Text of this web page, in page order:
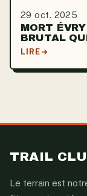
29 oct. 2025
MORT
BRUTAL
LIRE
TRAIL
Le terrain est